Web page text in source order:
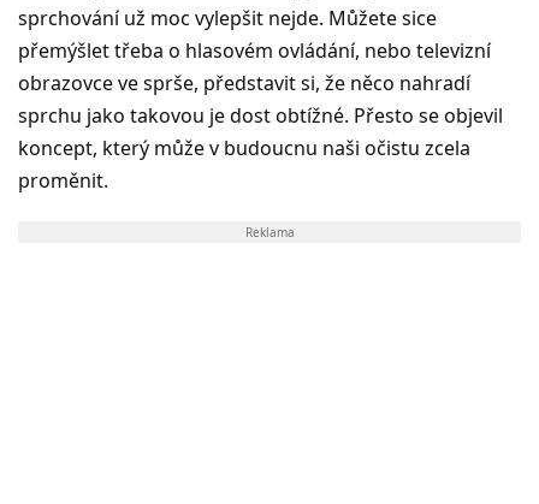
sprchování už moc vylepšit nejde. Můžete sice
přemýšlet třeba o hlasovém ovládání, nebo televizní
obrazovce ve sprše, představit si, že něco nahradí
sprchu jako takovou je dost obtížné. Přesto se objevil
koncept, který může v budoucnu naši očistu zcela
proměnit.
Reklama